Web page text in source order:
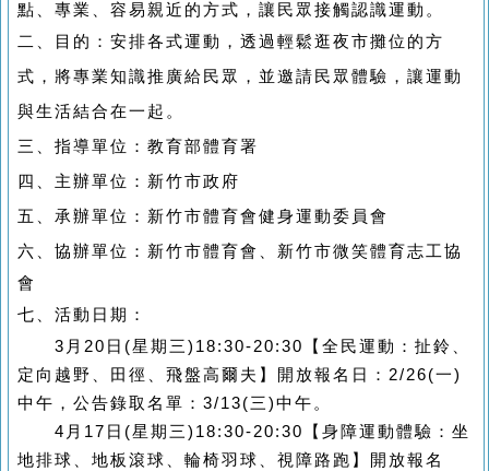
點、專業、容易親近的方式，讓民眾接觸認識運動。
二、目的：安排各式運動，透過輕鬆逛夜市攤位的方
式，將專業知識推廣給民眾，並邀請民眾體驗，讓運動
與生活結合在一起。
三、指導單位：教育部體育署
四、主辦單位：新竹市政府
五、承辦單位：新竹市體育會健身運動委員會
六、協辦單位：新竹市體育會、 新竹市微笑體育志工協
會
七、活動日期：
3月20日(星期三)18:30-20:30【 全民運動：扯鈴、
定向越野、田徑、飛盤高爾夫 】開放報名日：2/26(一)
中午，公告錄取名單：3/13(三)中午。
4月17日(星期三) 18:30-20:30【 身障運動體驗：坐
地排球、地板滾球、輪椅羽球、視障路跑 】開放報名